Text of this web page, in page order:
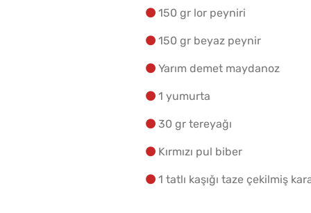
150 gr lor peyniri
150 gr beyaz peynir
Yarım demet maydanoz
1 yumurta
30 gr tereyağı
Kırmızı pul biber
1 tatlı kaşığı taze çekilmiş